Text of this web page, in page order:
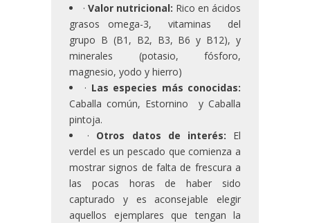
· Valor nutricional: Rico en ácidos
grasos omega-3, vitaminas del
grupo B (B1, B2, B3, B6 y B12), y
minerales (potasio, fósforo,
magnesio, yodo y hierro)
· Las especies más conocidas:
Caballa común, Estornino y Caballa
pintoja.
· Otros datos de interés: El
verdel es un pescado que comienza a
mostrar signos de falta de frescura a
las pocas horas de haber sido
capturado y es aconsejable elegir
aquellos ejemplares que tengan la